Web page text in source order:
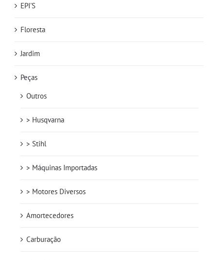
EPI'S
Floresta
Jardim
Peças
Outros
> Husqvarna
> Stihl
> Máquinas Importadas
> Motores Diversos
Amortecedores
Carburação